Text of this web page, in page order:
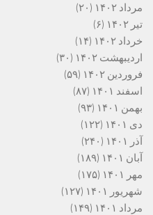
مرداد ۱۴۰۲
(۲۰)
تیر ۱۴۰۲
(۶)
خرداد ۱۴۰۲
(۱۴)
اردیبهشت ۱۴۰۲
(۳۰)
فروردین ۱۴۰۲
(۵۹)
اسفند ۱۴۰۱
(۸۷)
بهمن ۱۴۰۱
(۹۳)
دی ۱۴۰۱
(۱۲۲)
آذر ۱۴۰۱
(۲۴۰)
آبان ۱۴۰۱
(۱۸۹)
مهر ۱۴۰۱
(۱۷۵)
شهریور ۱۴۰۱
(۱۲۷)
مرداد ۱۴۰۱
(۱۴۹)